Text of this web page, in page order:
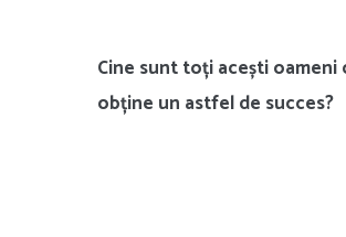
Cine sunt toți acești oameni
obține un astfel de succes?